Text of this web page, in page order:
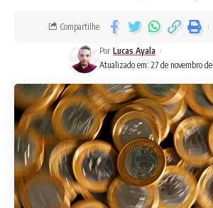
Atualizado em: 27 de novembro de
Por Lucas Ayala
Compartilhe